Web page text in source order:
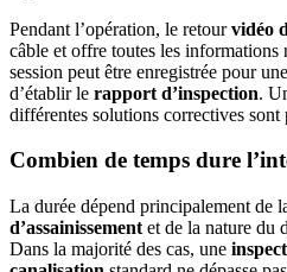
Pendant l’opération, le retourvidéo
câble et offre toutes les informations
session peut être enregistrée pour
d’établir le rapport d’inspection.
différentes solutions correctives sont
Combien de temps dure
La durée dépend principalement de
d’assainissement et de la nature du
Dans la majorité des cas, une